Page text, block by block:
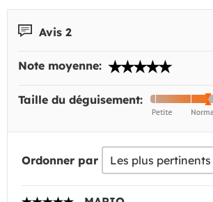
Avis 2
Note moyenne:
Taille du déguisement:
Ordonner par